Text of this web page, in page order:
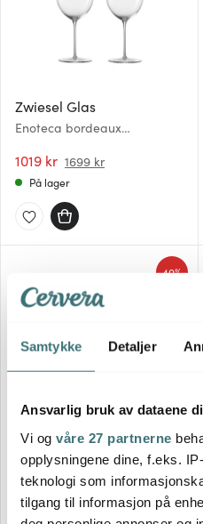
Samtykke Detaljer
Ansvarlig bruk av dataene
Vi og våre 27 partnerne
opplysningene dine, f.eks.
teknologi som
tilgang til informasjon på
Zwiesel Glas
Enoteca bordeaux
1019 kr 1699 kr
På lager
Zwiesel Glas
Pure vannglass 4 stk 35,5 cl
klar
413 kr 689 kr
40%
På lager